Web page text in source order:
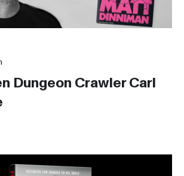
Dungeon Crawler Carl